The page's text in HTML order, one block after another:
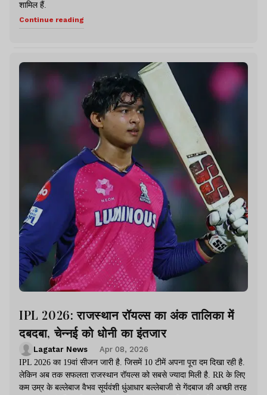
शामिल हैं.
Continue reading
IPL 2026: राजस्थान रॉयल्स का अंक तालिका में
दबदबा, चेन्नई को धोनी का इंतजार
Lagatar News
Apr 08, 2026
IPL 2026 का 19वां सीजन जारी है. जिसमें 10 टीमें अपना पूरा दम दिखा रही है.
लेकिन अब तक सफलता राजस्थान रॉयल्स को सबसे ज्यादा मिली है. RR के लिए
कम उम्र के बल्लेबाज वैभव सूर्यवंशी धुंआधार बल्लेबाजी से गेंदबाज की अच्छी तरह